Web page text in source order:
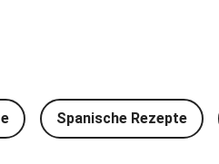
One Pan: Pikante
Spanische Rezepte